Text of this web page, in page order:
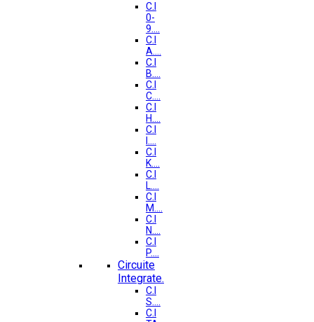
C.I
0-
9....
C.I
A....
C.I
B....
C.I
C....
C.I
H....
C.I
C.I
K....
C.I
L....
C.I
M....
C.I
N....
C.I
P....
Circuite
Integrate.
C.I
S....
C.I